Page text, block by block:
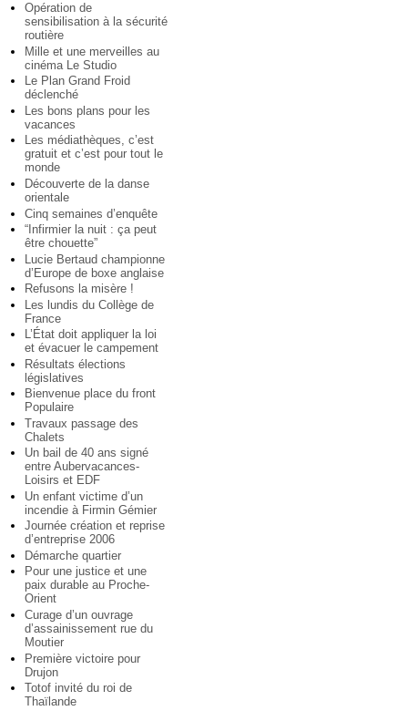
Opération de
sensibilisation à la sécurité
routière
Mille et une merveilles au
cinéma Le Studio
Le Plan Grand Froid
déclenché
Les bons plans pour les
vacances
Les médiathèques, c’est
gratuit et c’est pour tout le
monde
Découverte de la danse
orientale
Cinq semaines d’enquête
“Infirmier la nuit : ça peut
être chouette”
Lucie Bertaud championne
d’Europe de boxe anglaise
Refusons la misère !
Les lundis du Collège de
France
L’État doit appliquer la loi
et évacuer le campement
Résultats élections
législatives
Bienvenue place du front
Populaire
Travaux passage des
Chalets
Un bail de 40 ans signé
entre Aubervacances-
Loisirs et EDF
Un enfant victime d’un
incendie à Firmin Gémier
Journée création et reprise
d’entreprise 2006
Démarche quartier
Pour une justice et une
paix durable au Proche-
Orient
Curage d’un ouvrage
d’assainissement rue du
Moutier
Première victoire pour
Drujon
Totof invité du roi de
Thaïlande